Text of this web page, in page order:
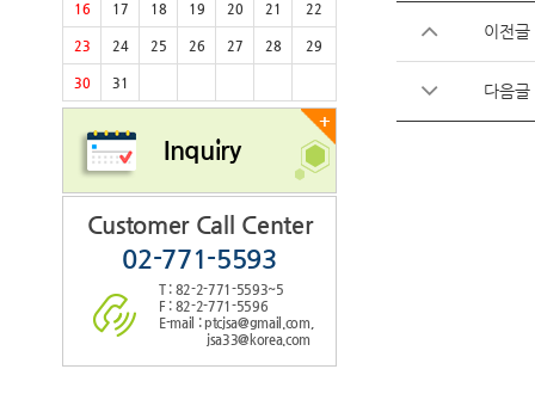
16 17 18 19 20 21 22
23 24 25 26 27 28 29
30 31
+
Inquiry
Customer Call Center
02-771-5593
T : 82-2-771-5593~5
F : 82-2-771-5596
E-mail : ptcjsa@gmail.com,
jsa33@korea.com
이전글
다음글